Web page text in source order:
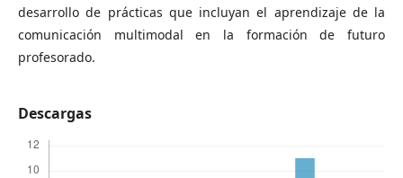
desarrollo de prácticas que incluyan el aprendizaje de la
comunicación multimodal en la formación de futuro
profesorado.
Descargas